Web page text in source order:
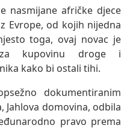
nasmijane afričke djece
Evrope, od kojih nijedna
toga, ovaj novac je
kupovinu droge i
kako bi ostali tihi.
dokumentiranim
Jahlova domovina, odbila
pravo prema